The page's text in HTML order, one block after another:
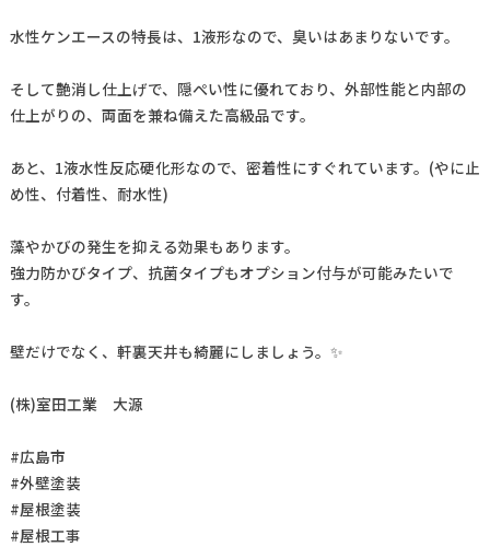
水性ケンエースの特長は、1液形なので、臭いはあまりないです。
そして艶消し仕上げで、隠ぺい性に優れており、外部性能と内部の
仕上がりの、両面を兼ね備えた高級品です。
あと、1液水性反応硬化形なので、密着性にすぐれています。(やに止
め性、付着性、耐水性)
藻やかびの発生を抑える効果もあります。
強力防かびタイプ、抗菌タイプもオプション付与が可能みたいで
す。
壁だけでなく、軒裏天井も綺麗にしましょう。✨
(株)室田工業 大源
#広島市
#外壁塗装
#屋根塗装
#屋根工事